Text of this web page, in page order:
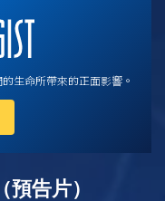
生命所帶來的正面影響。
告片）